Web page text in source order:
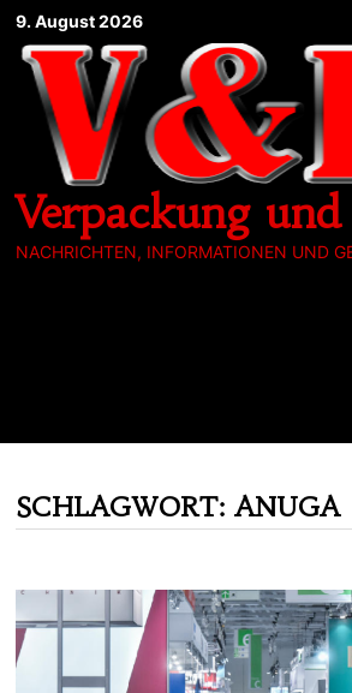
Zum
Inhalt
springen
9. August 2026
Verpackung
NACHRICHTEN, INFORMATIONEN UND
SCHLAGWORT: ANUGA